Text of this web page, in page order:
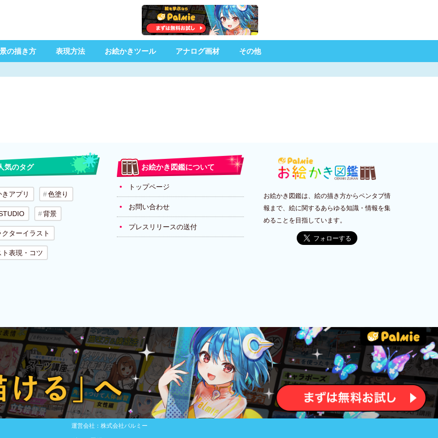
の描き方 表現方法 お絵かきツール アナログ画材 その他
気のタグ
アプリ 色塗り
背景
ターイラスト
ト表現・コツ
お絵かき図鑑について
トップページ
お問い合わせ
プレスリリースの送付
お絵かき図鑑は、絵の描き方からペンタブ情
報まで、絵に関するあらゆる知識・情報を集
めることを目指しています。
運営会社：株式会社パルミー